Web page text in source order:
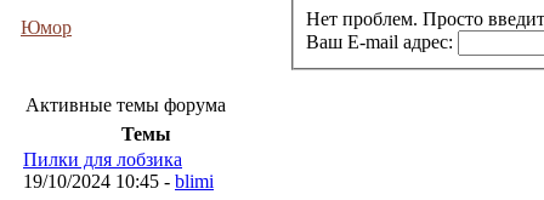
Юмор
Активные темы форума
Темы
Пилки для лобзика
19/10/2024 10:45 - blimi
Нет проблем. Просто
Ваш E-mail адрес: